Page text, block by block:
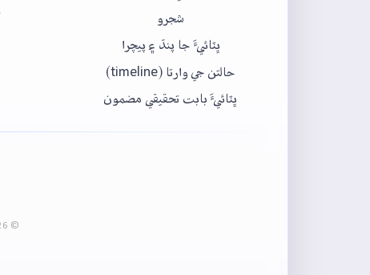
شجرو
ڀٽائيءَ جا پنڌ ۽ پيچرا
حالتن جي وارتا (timeline)
ڀٽائيءَ بابت تحقيقي مضمون
© 2020-2026 ڀٽائي پيڊيا - عبدالماجد ڀرڳڙي انسٽيٽيوٽ آف لئنگئيج انجنيئرنگ (ثقافت کاتو، سنڌ حڪومت)